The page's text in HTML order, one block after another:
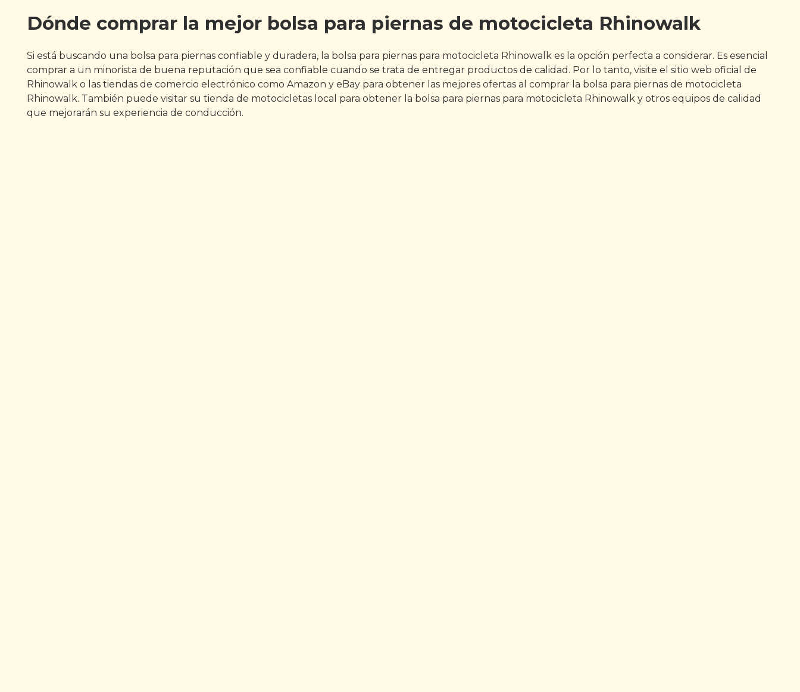
Dónde comprar la mejor bolsa para piernas de motocicleta Rhinowalk
Si está buscando una bolsa para piernas confiable y duradera, la bolsa para piernas para motocicleta Rhinowalk es la opción perfecta a considerar. Es esencial
comprar a un minorista de buena reputación que sea confiable cuando se trata de entregar productos de calidad. Por lo tanto, visite el sitio web oficial de
Rhinowalk o las tiendas de comercio electrónico como Amazon y eBay para obtener las mejores ofertas al comprar la bolsa para piernas de motocicleta
Rhinowalk. También puede visitar su tienda de motocicletas local para obtener la bolsa para piernas para motocicleta Rhinowalk y otros equipos de calidad
que mejorarán su experiencia de conducción.